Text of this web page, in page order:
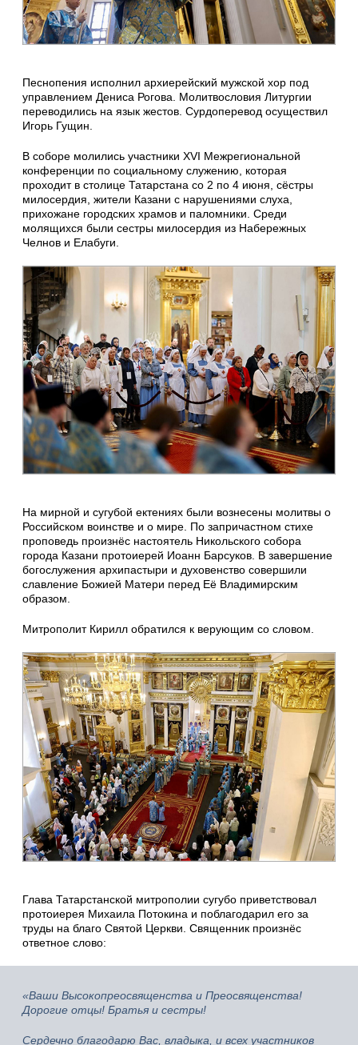
Песнопения исполнил архиерейский мужской хор под
управлением Дениса Рогова. Молитвословия Литургии
переводились на язык жестов. Сурдоперевод осуществил
Игорь Гущин.
В соборе молились участники XVI Межрегиональной
конференции по социальному служению, которая
проходит в столице Татарстана со 2 по 4 июня, сёстры
милосердия, жители Казани с нарушениями слуха,
прихожане городских храмов и паломники. Среди
молящихся были сестры милосердия из Набережных
Челнов и Елабуги.
На мирной и сугубой ектениях были вознесены молитвы о
Российском воинстве и о мире. По запричастном стихе
проповедь произнёс настоятель Никольского собора
города Казани протоиерей Иоанн Барсуков. В завершение
богослужения архипастыри и духовенство совершили
славление Божией Матери перед Её Владимирским
образом.
Митрополит Кирилл обратился к верующим со словом.
Глава Татарстанской митрополии сугубо приветствовал
протоиерея Михаила Потокина и поблагодарил его за
труды на благо Святой Церкви. Священник произнёс
ответное слово:
«Ваши Высокопреосвященства и Преосвященства!
Дорогие отцы! Братья и сестры!
Сердечно благодарю Вас, владыка, и всех участников